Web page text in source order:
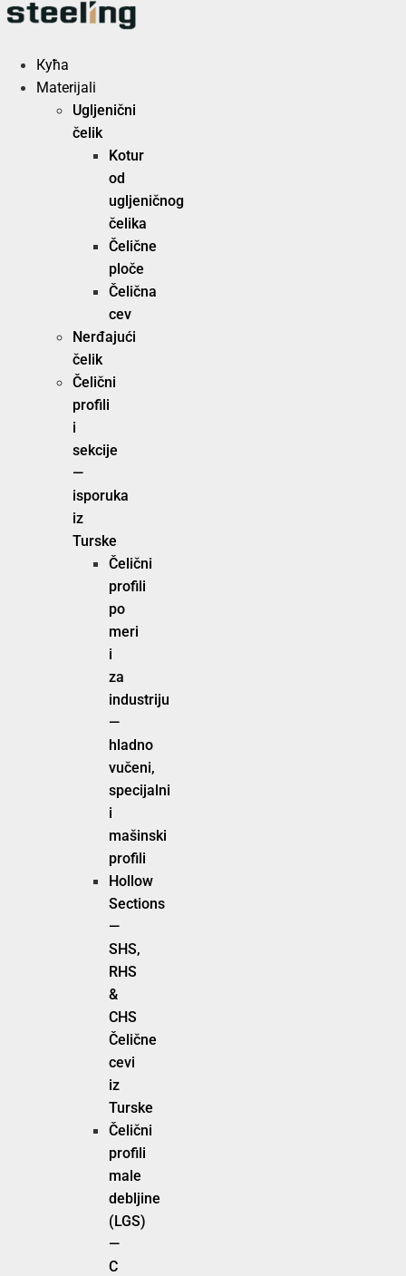
Скочите
садржај
Кућа
Materijali
Ugljenični
čelik
Kotur
od
ugljeničnog
čelika
Čelične
ploče
Čelična
cev
Nerđajući
čelik
Čelični
profili
i
sekcije
—
isporuka
iz
Turske
Čelični
profili
po
meri
i
za
industriju
—
hladno
vučeni,
specijalni
i
mašinski
profili
Hollow
Sections
—
SHS,
RHS
&
CHS
Čelične
cevi
iz
Turske
Čelični
profili
male
debljine
(LGS)
—
C